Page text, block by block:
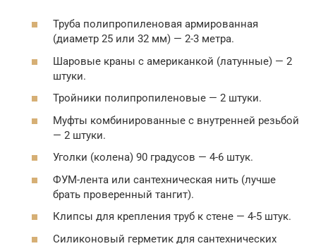
Труба полипропиленовая армированная
(диаметр 25 или 32 мм) — 2-3 метра.
Шаровые краны с американкой (латунные) — 2
штуки.
Тройники полипропиленовые — 2 штуки.
Муфты комбинированные с внутренней резьбой
— 2 штуки.
Уголки (колена) 90 градусов — 4-6 штук.
ФУМ-лента или сантехническая нить (лучше
брать проверенный тангит).
Клипсы для крепления труб к стене — 4-5 штук.
Силиконовый герметик для сантехнических